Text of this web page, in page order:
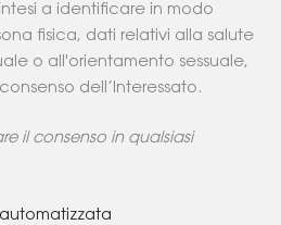
a identificare in modo
fisica, dati relativi alla salute
o all'orientamento sessuale,
dell’Interessato.
il consenso in qualsiasi